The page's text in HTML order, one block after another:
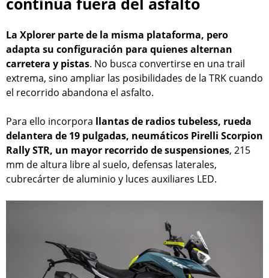
La Xplorer parte de la misma plataforma, pero
adapta su configuración para quienes alternan
carretera y pistas. No busca convertirse en una trail
extrema, sino ampliar las posibilidades de la TRK cuando
el recorrido abandona el asfalto.
Para ello incorpora llantas de radios tubeless, rueda
delantera de 19 pulgadas, neumáticos Pirelli Scorpion
Rally STR, un mayor recorrido de suspensiones, 215
mm de altura libre al suelo, defensas laterales,
cubrecárter de aluminio y luces auxiliares LED.